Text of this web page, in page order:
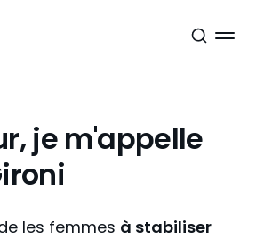
je m'appelle
les femmes à stabiliser